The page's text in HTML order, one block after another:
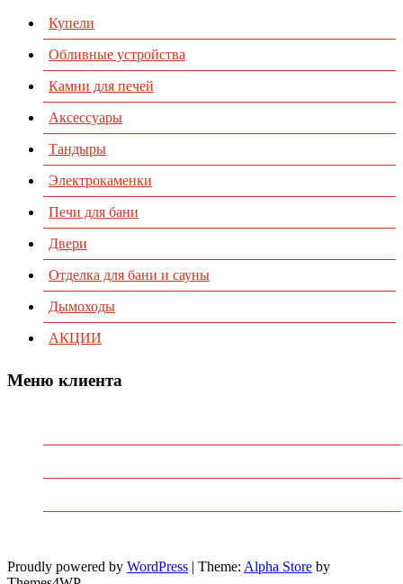
Купели
Обливные устройства
Камни для печей
Аксессуары
Тандыры
Электрокаменки
Печи для бани
Двери
Отделка для бани и сауны
Дымоходы
АКЦИИ
Меню клиента
Proudly powered by WordPress | Theme: Alpha Store by